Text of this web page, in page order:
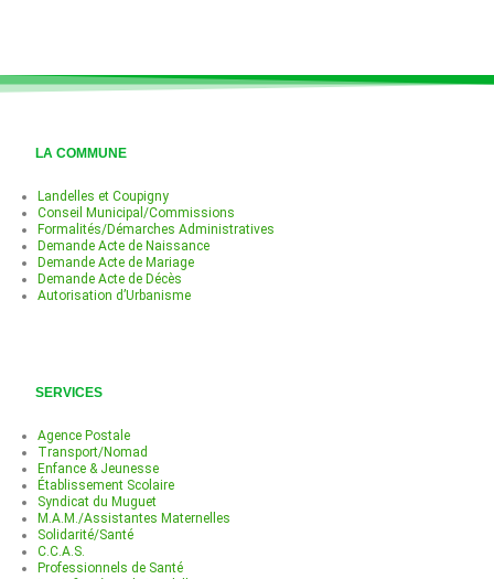
LA COMMUNE
Landelles et Coupigny
Conseil Municipal/Commissions
Formalités/Démarches Administratives
Demande Acte de Naissance
Demande Acte de Mariage
Demande Acte de Décès
Autorisation d’Urbanisme
SERVICES
Agence Postale
Transport/Nomad
Enfance & Jeunesse
Établissement Scolaire
Syndicat du Muguet
M.A.M./Assistantes Maternelles
Solidarité/Santé
C.C.A.S.
Professionnels de Santé